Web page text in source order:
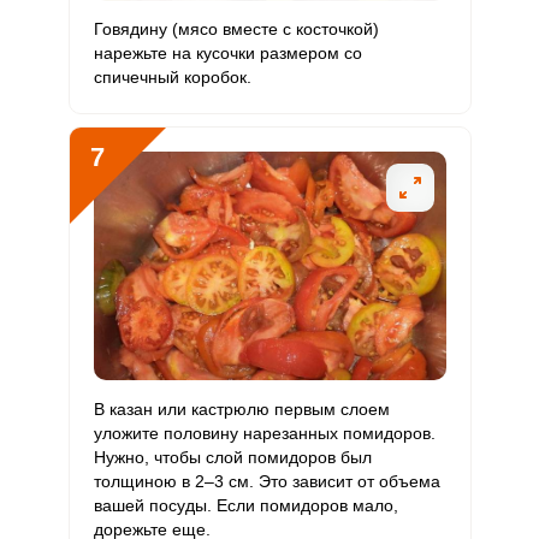
Говядину (мясо вместе с косточкой)
нарежьте на кусочки размером со
спичечный коробок.
7
В казан или кастрюлю первым слоем
уложите половину нарезанных помидоров.
Нужно, чтобы слой помидоров был
толщиною в 2–3 см. Это зависит от объема
вашей посуды. Если помидоров мало,
дорежьте еще.